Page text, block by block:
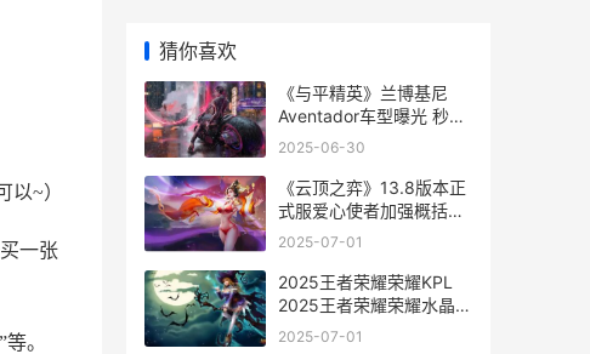
~）
一张
。
猜你喜欢
《与平精英》兰博基尼
Aventador车型曝光 秒懂
百科和平精英
2025-06-30
《云顶之弈》13.8版本正
式服爱心使者加强概括
《云顶之弈》S12赛季中
2025-07-01
2025王者荣耀荣耀KPL
2025王者荣耀荣耀水晶3
倍咋样
2025-07-01